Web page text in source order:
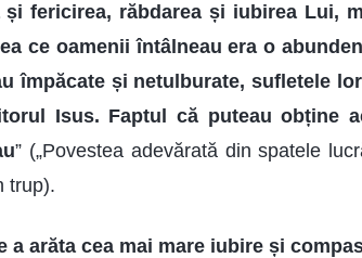
fericirea, răbdarea și iubirea Lui,
ce oamenii întâlneau era o
împăcate și netulburate, sufletele
Isus. Faptul că puteau obține
” („Povestea adevărată din spatele
trup).
a arăta cea mai mare iubire și